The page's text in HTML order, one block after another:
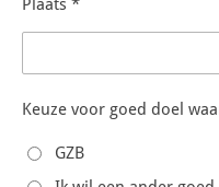
Plaats *
Keuze voor goed doel
GZB